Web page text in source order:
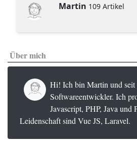
Martin 109 Artikel
Über mich
Hi! Ich bin Martin und seit
Softwareentwickler. Ich
Javascript, PHP, Java und
Leidenschaft sind Vue JS, Laravel.